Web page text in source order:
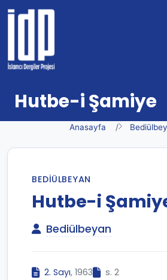
Hutbe-i Şamiye
Anasayfa
BEDIÜLBEYAN
Hutbe-i
Bediülbeyan
2. Sayı, 1963 s. 2